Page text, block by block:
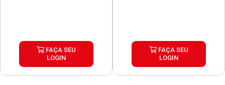
FAÇA SEU
LOGIN
FAÇA SEU
LOGIN